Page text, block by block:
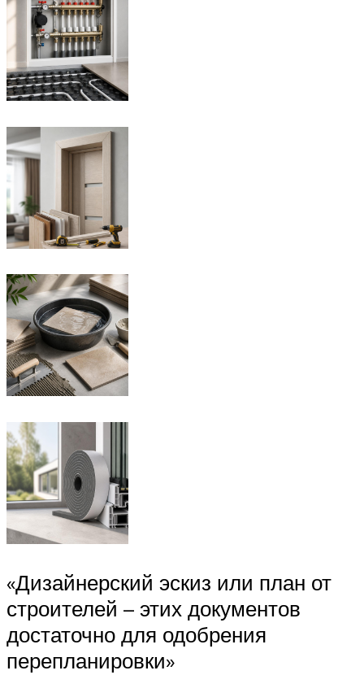
«Дизайнерский эскиз или план от
строителей – этих документов
достаточно для одобрения
перепланировки»